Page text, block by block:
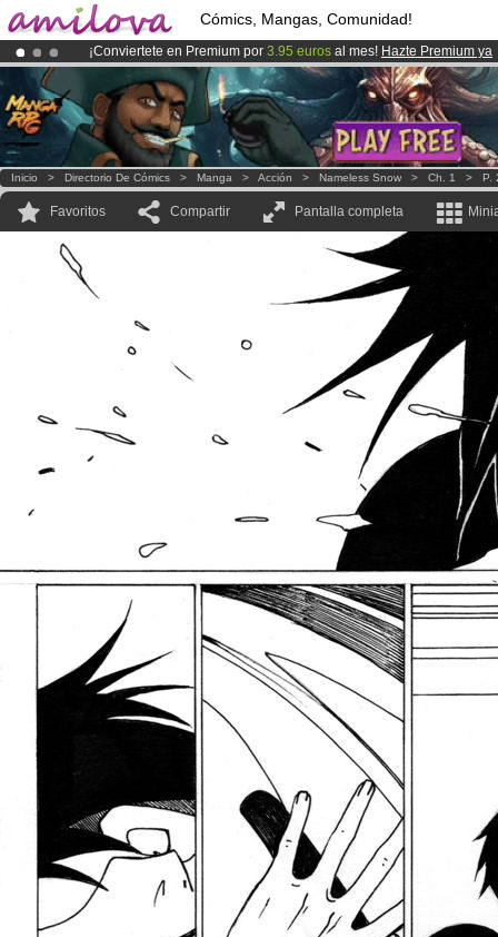
Cómics, Mangas, Comunidad!
¡Conviertete en Premium por 3.95 euros al mes! Hazte Premium ya
¡Ya tenemos 134393miembrosy 1208Cómics y Mangas!.
El Kickstarter Amilova está desormado lanzado!.
Inicio > Directorio De Cómics > Manga > Acción > Nameless Snow > Ch. 1 > P.
Favoritos Compartir Pantalla completa